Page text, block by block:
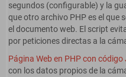
segundos (configurable) y la
que otro archivo PHP es el que
el documento web. El script
por peticiones directas a la
Página Web en PHP con
con los datos propios de la